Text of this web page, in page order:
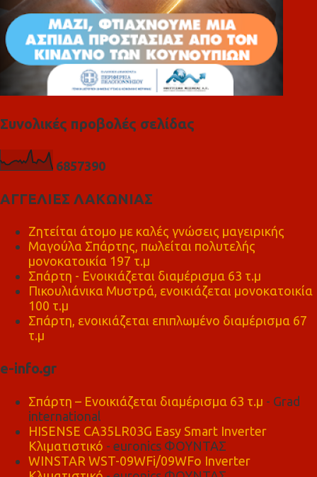
Συνολικές προβολές σελίδας
6857390
ΑΓΓΕΛΙΕΣ ΛΑΚΩΝΙΑΣ
Ζητείται άτομο με καλές γνώσεις μαγειρικής
Μαγούλα Σπάρτης, πωλείται πολυτελής
μονοκατοικία 197 τ.μ
Σπάρτη - Ενοικιάζεται διαμέρισμα 63 τ.μ
Πικουλιάνικα Μυστρά, ενοικιάζεται μονοκατοικία
100 τ.μ
Σπάρτη, ενοικιάζεται επιπλωμένο διαμέρισμα 67
τ.μ
e-info.gr
Σπάρτη – Ενοικιάζεται διαμέρισμα 63 τ.μ - Grad
international
HISENSE CA35LR03G Easy Smart Inverter
Κλιματιστικό - euronics ΦΟΥΝΤΑΣ
WINSTAR WST-09WFi/09WFo Inverter